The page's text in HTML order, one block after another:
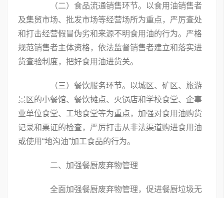
（二）食品流通销售环节。以食用油销售者
及集贸市场、批发市场等经营场所为重点，严厉查处
和打击经营假冒伪劣和来源不明食用油的行为。严格
规范销售者主体资格，依法监督销售者建立和落实进
货查验制度，把好食用油进货关。
（三）餐饮服务环节。以城区、矿区、旅游
景区的小餐馆、餐饮摊点、火锅店和学校食堂、企事
业单位食堂、工地食堂等为重点，加强对食用油购货
记录和票证的检查，严厉打击从非法渠道购进食用油
或使用“地沟油”加工食品的行为。
二、加强餐厨废弃物管理
全面加强餐厨废弃物管理，促进餐厨垃圾无